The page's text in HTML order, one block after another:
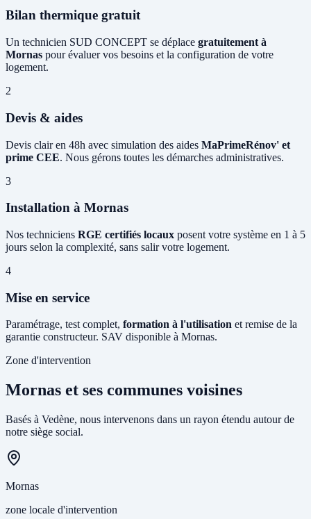
Bilan thermique gratuit
Un technicien SUD CONCEPT se déplace gratuitement à
Mornas pour évaluer vos besoins et la configuration de votre
logement.
2
Devis & aides
Devis clair en 48h avec simulation des aides MaPrimeRénov' et
prime CEE. Nous gérons toutes les démarches administratives.
3
Installation à Mornas
Nos techniciens RGE certifiés locaux posent votre système en 1 à 5
jours selon la complexité, sans salir votre logement.
4
Mise en service
Paramétrage, test complet, formation à l'utilisation et remise de la
garantie constructeur. SAV disponible à Mornas.
Zone d'intervention
Mornas et ses communes voisines
Basés à Vedène, nous intervenons dans un rayon étendu autour de
notre siège social.
Mornas
zone locale d'intervention